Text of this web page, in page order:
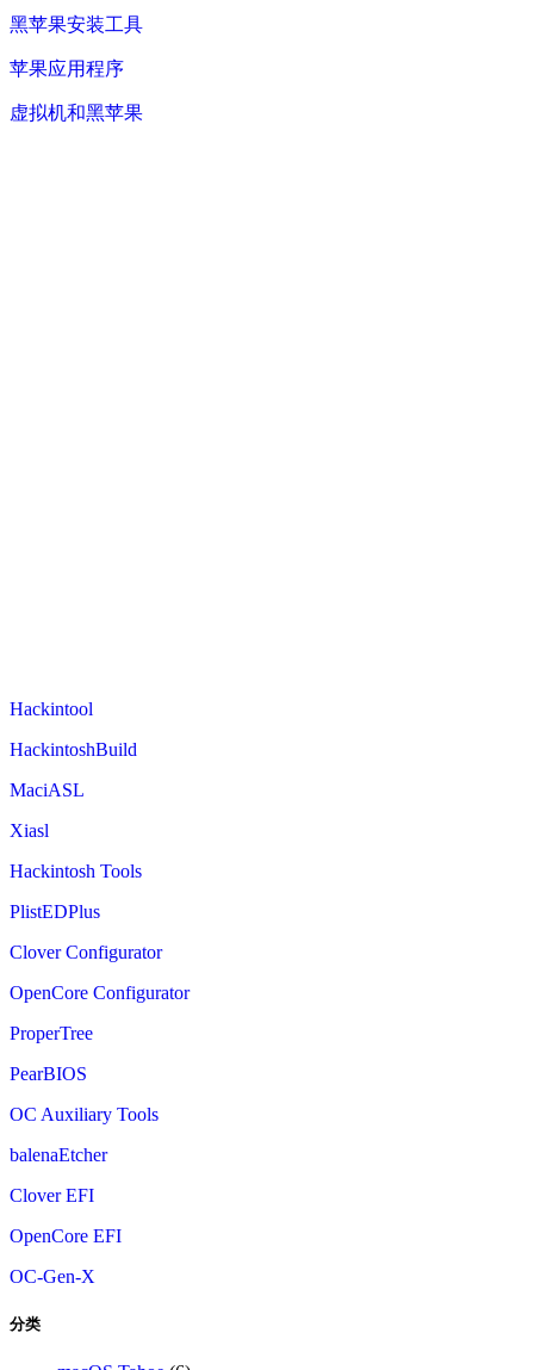
黑苹果安装工具
苹果应用程序
虚拟机和黑苹果
Hackintool
HackintoshBuild
MaciASL
Xiasl
Hackintosh Tools
PlistEDPlus
Clover Configurator
OpenCore Configurator
ProperTree
PearBIOS
OC Auxiliary Tools
balenaEtcher
Clover EFI
OpenCore EFI
OC-Gen-X
分类